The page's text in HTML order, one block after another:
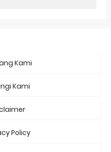
Kami
Kami
Policy